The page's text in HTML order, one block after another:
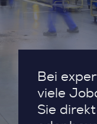
Bei
viele
Sie